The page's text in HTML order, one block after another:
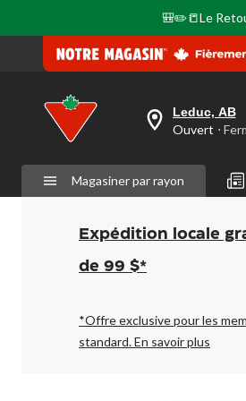
🎒✏️📒Le
votre
est
Leduc,
AB,
Ouvert,
Fermeture
à
pour
changer
Leduc, AB
Ouvert
Magasiner par rayon
Expédition locale
de 99 $*
*Offre exclusive pour les
standard.En savoir plus